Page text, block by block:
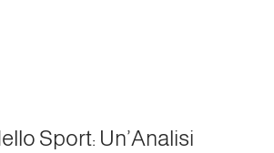
Sport: Un’Analisi